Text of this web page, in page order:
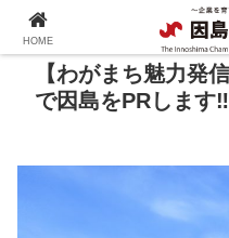
【わがまち魅力発
で因島をPRします‼
HOME